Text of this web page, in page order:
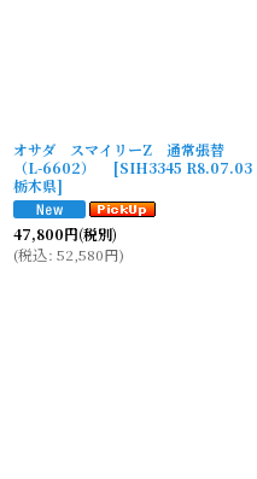
オサダ スマイリーZ 通常張替
（L-6602）
[SIH3345 R8.07.03
栃木県]
47,800円(税別)
(税込: 52,580円)